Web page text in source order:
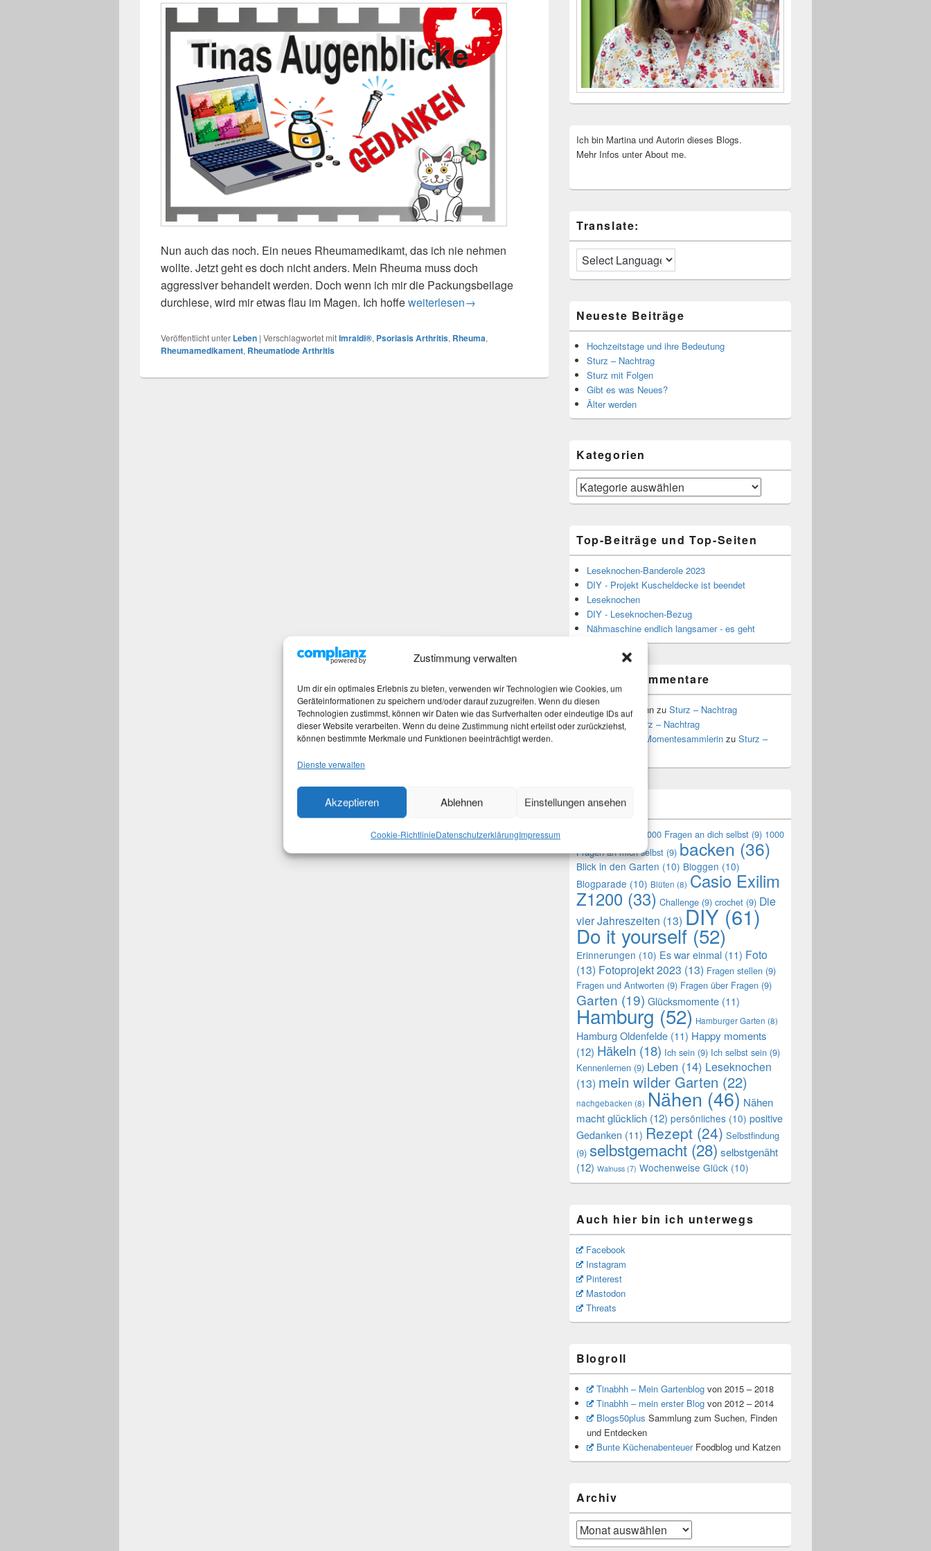
Zustimmung verwalten
Um dir ein optimales Erlebnis zu bieten, verwenden wir Technologien wie Cookies, um
Geräteinformationen zu speichern und/oder darauf zuzugreifen. Wenn du diesen
Technologien zustimmst, können wir Daten wie das Surfverhalten oder eindeutige IDs auf
dieser Website verarbeiten. Wenn du deine Zustimmung nicht erteilst oder zurückziehst,
können bestimmte Merkmale und Funktionen beeinträchtigt werden.
Dienste verwalten
Akzeptieren Ablehnen Einstellungen ansehen
Cookie-RichtlinieDatenschutzerklärungImpressum
Nun auch das noch. Ein neues Rheumamedikamt, das ich nie nehmen
wollte. Jetzt geht es doch nicht anders. Mein Rheuma muss doch
aggressiver behandelt werden. Doch wenn ich mir die Packungsbeilage
durchlese, wird mir etwas flau im Magen. Ich hoffeRheuma – Nun auch das noch …
weiterlesen→
Veröffentlicht unter Leben | Verschlagwortet mitImraldi®, Psoriasis Arthritis, Rheuma,
Rheumamedikament, Rheumatiode Arthritis
Ich bin Martina und Autorin dieses Blogs.
Mehr Infos unter About me.
Translate:
Neueste Beiträge
Hochzeitstage und ihre Bedeutung
Sturz – Nachtrag
Sturz mit Folgen
Gibt es was Neues?
Älter werden
Kategorien
Kategorien
Top-Beiträge und Top-Seiten
Leseknochen-Banderole 2023
DIY - Projekt Kuscheldecke ist beendet
Leseknochen
DIY - Leseknochen-Bezug
Nähmaschine endlich langsamer - es geht
Neueste Kommentare
Stefan Hoffmann zu Sturz – Nachtrag
Martinazu
Sturz – Nachtrag
Martha, die Momentesammlerinzu Sturz –
Themen
1000 Fragen an dich selbst (9) 1000
Fragen an mich selbst (9) backen (36)
Blick in den Garten (10) Bloggen (10)
Blogparade (10) Blüten (8) Casio Exilim
Z1200 (33) Challenge (9) crochet (9) Die
vier Jahreszeiten (13) DIY(61)
Do it yourself (52)
Erinnerungen (10) Es war einmal (11) Foto
(13) Fotoprojekt 2023 (13) Fragen stellen (9)
Fragen und Antworten (9) Fragen über Fragen (9)
Garten (19) Glücksmomente (11)
Hamburg (52) Hamburger Garten (8)
Hamburg Oldenfelde (11) Happy moments
(12) Häkeln (18) Ich sein (9) Ich selbst sein (9)
Kennenlernen (9) Leben (14) Leseknochen
(13) mein wilder Garten (22)
nachgebacken (8) Nähen (46) Nähen
macht glücklich (12) persönliches (10) positive
Gedanken (11) Rezept (24) Selbstfindung
(9) selbstgemacht (28) selbstgenäht
(12) Walnuss (7) Wochenweise Glück (10)
Auch hier bin ich unterwegs
Facebook
Instagram
Pinterest
Mastodon
Threats
Blogroll
Tinabhh – Mein Gartenblogvon 2015 – 2018
Tinabhh – mein erster Blogvon 2012 – 2014
Blogs50plus Sammlung zum Suchen, Finden
und Entdecken
Bunte KüchenabenteuerFoodblog und Katzen
Archiv
Archiv